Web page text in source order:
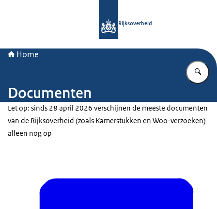
Rijksoverheid
Home
Documenten
Let op: sinds 28 april 2026 verschijnen de meeste documenten
van de Rijksoverheid (zoals Kamerstukken en Woo-verzoeken)
alleen nog op